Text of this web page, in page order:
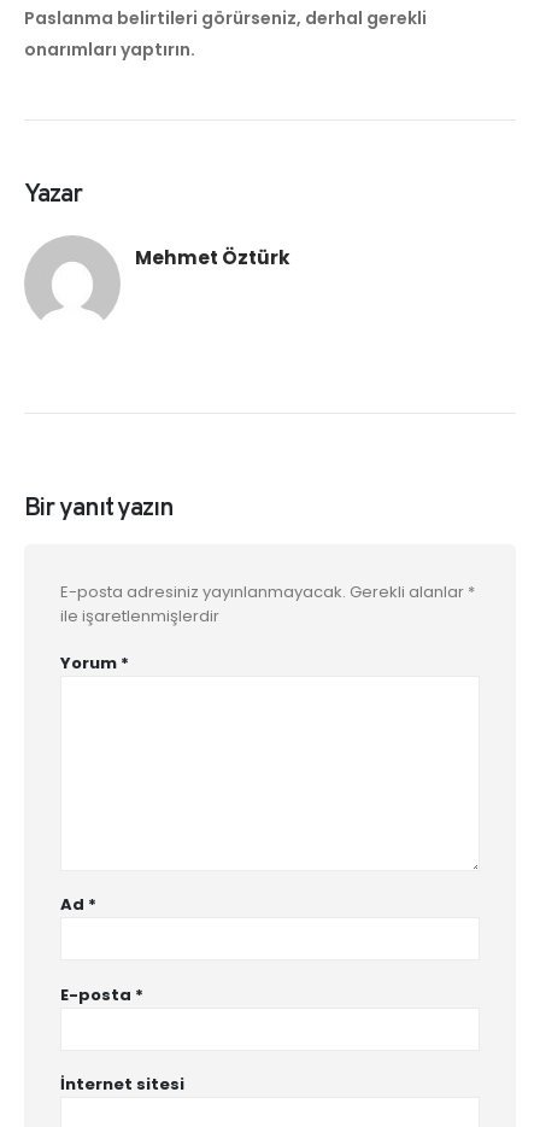
Paslanma belirtileri görürseniz, derhal gerekli
onarımları yaptırın.
Yazar
Mehmet Öztürk
Bir yanıt yazın
E-posta adresiniz yayınlanmayacak. Gerekli alanlar *
ile işaretlenmişlerdir
Yorum *
Ad *
E-posta *
İnternet sitesi